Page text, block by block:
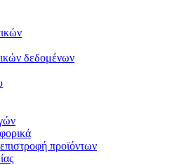
δεδομένων
προϊόντων